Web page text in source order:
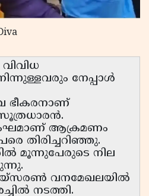
വിവിധ
നേപ്പാൾ
ഭീകരനാണ്
ആക്രമണം
തിരിച്ചറിഞ്ഞു.
മൂന്നുപേരുടെ നില
വനമേഖലയിൽ
നടത്തി.